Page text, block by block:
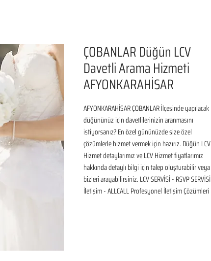
ÇOBANLAR Düğün LCV
Davetli Arama Hizmeti
AFYONKARAHİSAR
AFYONKARAHİSAR ÇOBANLAR İlçesinde yapılacak
düğününüz için davetlilerinizin aranmasını
istiyorsanız? En özel gününüzde size özel
çözümlerle hizmet vermek için hazırız. Düğün LCV
Hizmet detaylarımız ve LCV Hizmet fiyatlarımız
hakkında detaylı bilgi için talep oluşturabilir veya
bizleri arayabilirsiniz. LCV SERVİSİ - RSVP SERVİSİ
İletişim - ALLCALL Profesyonel İletişim Çözümleri